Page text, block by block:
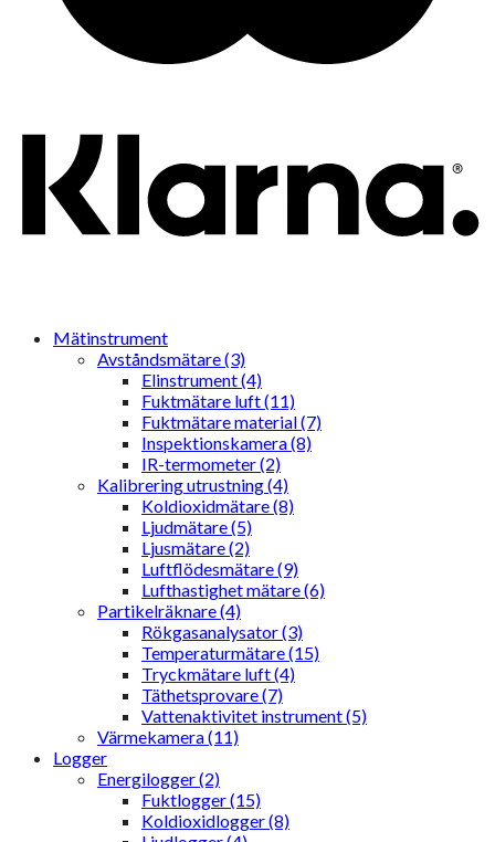
Mätinstrument
Avståndsmätare (3)
Elinstrument (4)
Fuktmätare luft (11)
Fuktmätare material (7)
Inspektionskamera (8)
IR-termometer (2)
Kalibrering utrustning (4)
Koldioxidmätare (8)
Ljudmätare (5)
Ljusmätare (2)
Luftflödesmätare (9)
Lufthastighet mätare (6)
Partikelräknare (4)
Rökgasanalysator (3)
Temperaturmätare (15)
Tryckmätare luft (4)
Täthetsprovare (7)
Vattenaktivitet instrument (5)
Värmekamera (11)
Logger
Energilogger (2)
Fuktlogger (15)
Koldioxidlogger (8)